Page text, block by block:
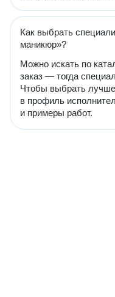
Как выбрать
маникюр»?
Можно искать по
заказ — тогда
Чтобы выбрать
в профиль
и примеры работ.